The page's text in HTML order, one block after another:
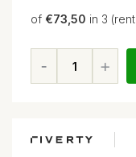
of €73,50 in 3